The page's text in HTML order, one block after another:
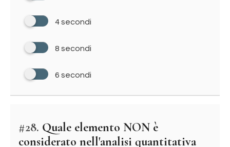
4 secondi
8 secondi
6 secondi
#28. Quale elemento NON è
considerato nell'analisi quantitativa